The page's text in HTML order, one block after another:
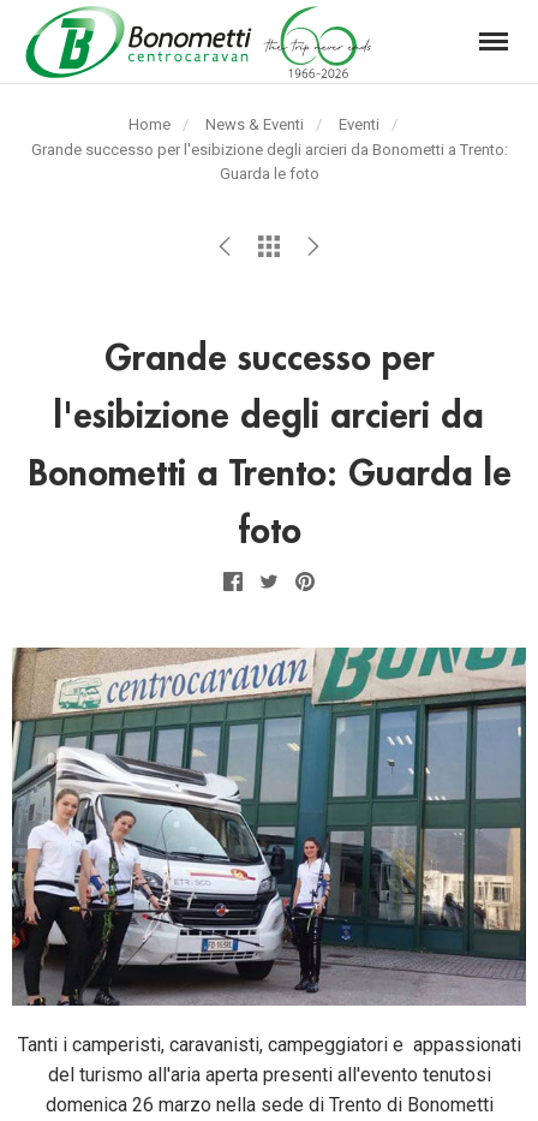
Automarket
Srl
Menu
Home News & Eventi
Eventi
Pagina
Grande successo per l'esibizione degli arcieri da Bonometti a Trento:
Guarda le foto
Grande successo per
l'esibizione degli arcieri da
Bonometti a Trento: Guarda le
foto
Tanti i camperisti, caravanisti, campeggiatori e appassionati
del turismo all'aria aperta presenti all'evento tenutosi
domenica 26 marzo nella sede di Trento di Bonometti